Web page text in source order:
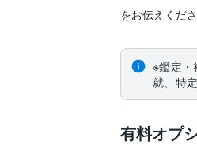
をお伝えくださ
※鑑定・
就、特
有料オプ